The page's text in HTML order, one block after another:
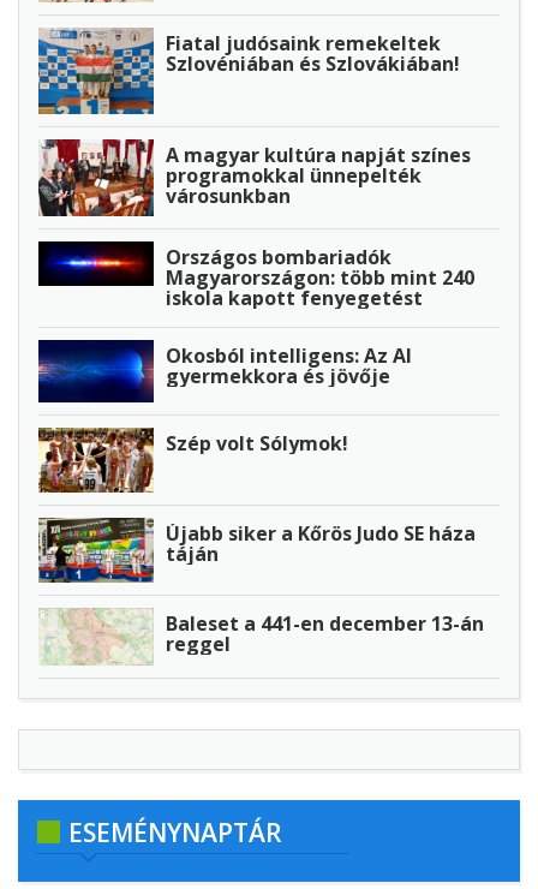
Fiatal judósaink remekeltek
Szlovéniában és Szlovákiában!
A magyar kultúra napját színes
programokkal ünnepelték
városunkban
Országos bombariadók
Magyarországon: több mint 240
iskola kapott fenyegetést
Okosból intelligens: Az AI
gyermekkora és jövője
Szép volt Sólymok!
Újabb siker a Kőrös Judo SE háza
táján
Baleset a 441-en december 13-án
reggel
ESEMÉNYNAPTÁR